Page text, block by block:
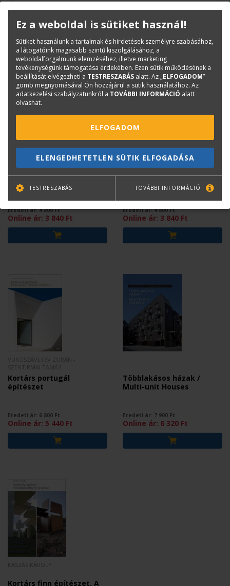
Mások ezt is megvásárolták...
VUKOSZÁVLYEV ZORÁN
Eredeti ár:4 800Ft
Online ár: 3 840 Ft
SZERZŐI KOLLEKTÍVA
Eredeti ár:4 800Ft
Online ár: 3 840 Ft
Kortárs portugál
építészet
Eredeti ár: 6 800 Ft
Online ár: 5 440 Ft
Többlakásos házak /
Multi-unit Houses
Eredeti ár: 7 900 Ft
Online ár: 6 320 Ft
Kortárs finn építészet. A
Ez a weboldal is sütiket használ!
Sütiket használunk a tartalmak és hirdetések személyre szabásához,
a látogatóink magasabb szintű kiszolgálásához, a
weboldalforgalmunk elemzéséhez, illetve marketing
tevékenységünk támogatása érdekében. Ezen sütik működésének a
beállítását elvégezheti a TESTRESZABÁS alatt. Az „ELFOGADOM”
gomb megnyomásával Ön hozzájárul a sütik használatához. Az
adatkezelési szabályzatunkról a TOVÁBBI INFORMÁCIÓ alatt
olvashat.
ELFOGADOM
ELENGEDHETETLEN SÜTIK ELFOGADÁSA
TESTRESZABÁS TOVÁBBI INFORMÁCIÓ